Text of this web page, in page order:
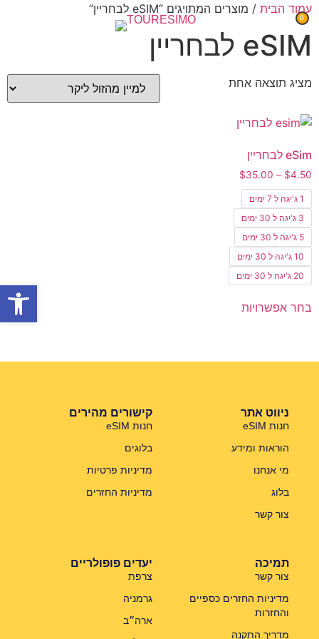
0
עמוד הבית / מוצרים המתויגים “eSIM לבחריין”
eSIM לבחריין
מציג תוצאה אחת
eSim לבחריין
$4.50
–
$35.00
1 ג'יגה ל 7 ימים
3 ג'יגה ל 30 ימים
5 ג'יגה ל 30 ימים
10 ג'יגה ל 30 ימים
20 ג'יגה ל 30 ימים
בחר אפשרויות
ניווט אתר
חנות eSIM
הוראות ומידע
מי אנחנו
בלוג
צור קשר
קישורים מהירים
חנות eSIM
בלוגים
מדיניות פרטיות
מדיניות החזרים
תמיכה
צור קשר
מדיניות החזרים כספיים
והחזרות
מדריך התקנה
יעדים פופולריים
צרפת
גרמניה
ארה״ב
פתח